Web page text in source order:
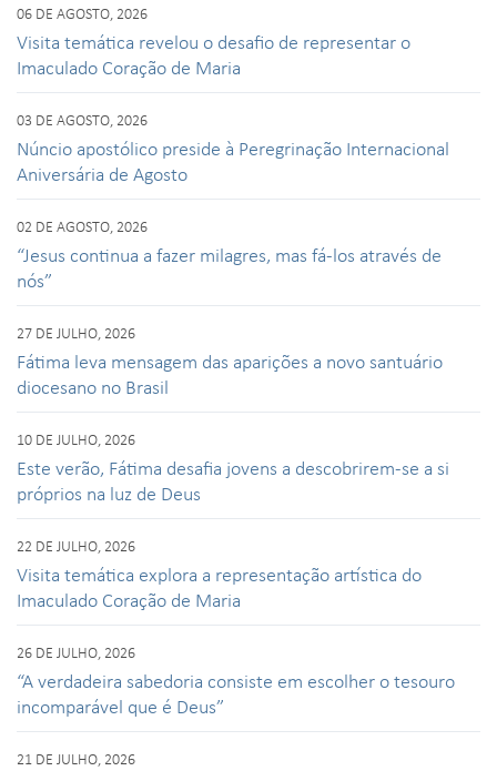
06 DE AGOSTO, 2026
Visita temática revelou o desafio de representar o
Imaculado Coração de Maria
03 DE AGOSTO, 2026
Núncio apostólico preside à Peregrinação Internacional
Aniversária de Agosto
02 DE AGOSTO, 2026
“Jesus continua a fazer milagres, mas fá-los através de
nós”
27 DE JULHO, 2026
Fátima leva mensagem das aparições a novo santuário
diocesano no Brasil
10 DE JULHO, 2026
Este verão, Fátima desafia jovens a descobrirem-se a si
próprios na luz de Deus
22 DE JULHO, 2026
Visita temática explora a representação artística do
Imaculado Coração de Maria
26 DE JULHO, 2026
“A verdadeira sabedoria consiste em escolher o tesouro
incomparável que é Deus”
21 DE JULHO, 2026